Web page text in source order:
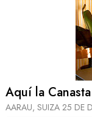
Aquí la
AARAU, SUIZA 25 DE